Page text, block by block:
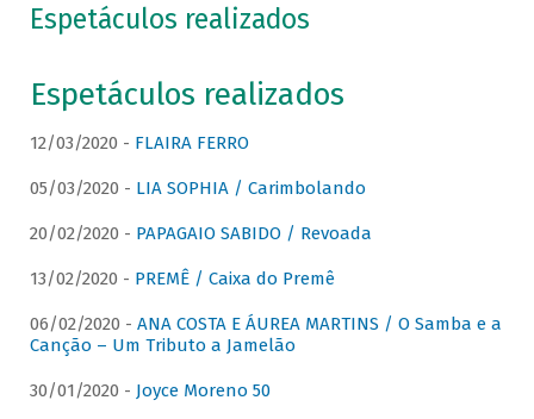
Espetáculos realizados
Espetáculos realizados
12/03/2020 - FLAIRA FERRO
05/03/2020 - LIA SOPHIA / Carimbolando
20/02/2020 - PAPAGAIO SABIDO / Revoada
13/02/2020 - PREMÊ / Caixa do Premê
06/02/2020 - ANA COSTA E ÁUREA MARTINS / O Samba e a
Canção – Um Tributo a Jamelão
30/01/2020 - Joyce Moreno 50